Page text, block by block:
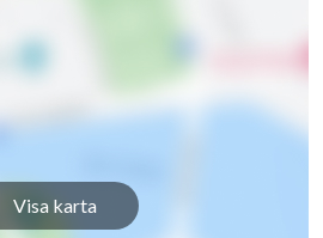
Visa karta